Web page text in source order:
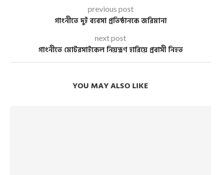
previous post
গাংনীতে দুই ব্যবসা প্রতিষ্ঠানকে জরিমানা
next post
গাংনীতে মোটরসাইকেল নিয়ন্ত্রণ হারিয়ে প্রবাসী নিহত
YOU MAY ALSO LIKE